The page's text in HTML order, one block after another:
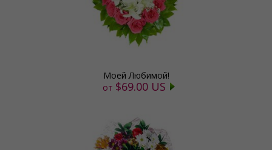
Моей Любимой!
от $69.00 US